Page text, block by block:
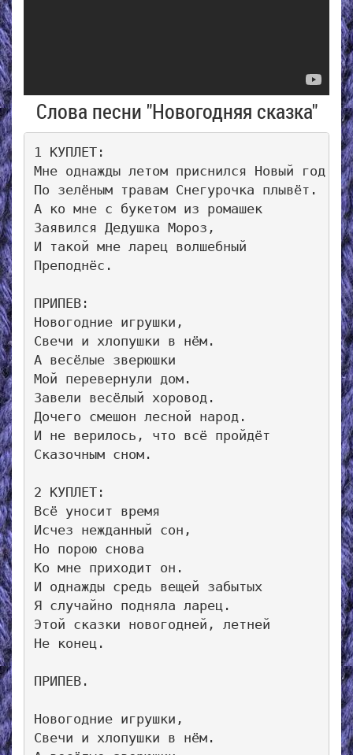
Слова песни "Новогодняя сказка"
1 КУПЛЕТ:
Мне однажды летом приснился Новый год.
По зелёным травам Снегурочка плывёт.
А ко мне с букетом из ромашек
Заявился Дедушка Мороз,
И такой мне ларец волшебный
Преподнёс.
ПРИПЕВ:
Новогодние игрушки,
Свечи и хлопушки в нём.
А весёлые зверюшки
Мой перевернули дом.
Завели весёлый хоровод.
Дочего смешон лесной народ.
И не верилось, что всё пройдёт
Сказочным сном.
2 КУПЛЕТ:
Всё уносит время
Исчез нежданный сон,
Но порою снова
Ко мне приходит он.
И однажды средь вещей забытых
Я случайно подняла ларец.
Этой сказки новогодней, летней
Не конец.
ПРИПЕВ.
Новогодние игрушки,
Свечи и хлопушки в нём.